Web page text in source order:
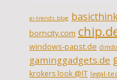
ai-trends.blog
borncity.com
windows-papst.de
gaminggadgets.de
krokers look @IT legal-